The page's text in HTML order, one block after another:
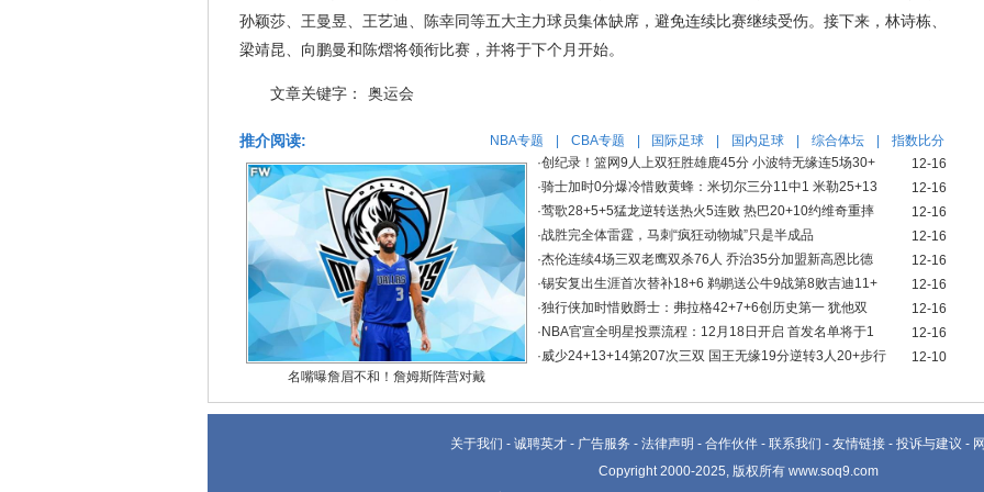
孙颖莎、王曼昱、王艺迪、陈幸同等五大主力球员集体缺席，避免连续比赛继续受伤。接下来，林诗栋、
梁靖昆、向鹏曼和陈熠将领衔比赛，并将于下个月开始。
文章关键字： 奥运会
推介阅读: NBA专题 CBA专题 国际足球 国内足球 综合体坛 指数比分
名嘴曝詹眉不和！詹姆斯阵营对戴
·创纪录！篮网9人上双狂胜雄鹿45分 小波特无缘连5场30+
12-16
·骑士加时0分爆冷惜败黄蜂：米切尔三分11中1 米勒25+13
12-16
·莺歌28+5+5猛龙逆转送热火5连败 热巴20+10约维奇重摔
12-16
·战胜完全体雷霆，马刺“疯狂动物城”只是半成品
12-16
·杰伦连续4场三双老鹰双杀76人 乔治35分加盟新高恩比德
12-16
·锡安复出生涯首次替补18+6 鹈鹕送公牛9战第8败吉迪11+
12-16
·独行侠加时惜败爵士：弗拉格42+7+6创历史第一 犹他双
12-16
· NBA官宣全明星投票流程：12月18日开启 首发名单将于1
12-16
·威少24+13+14第207次三双 国王无缘19分逆转3人20+步行 12-10
关于我们 - 诚聘英才 - 广告服务 - 法律声明 - 合作伙伴 - 联系我们 - 友情链接 - 投诉与建议 -
Copyright 2000-2025, 版权所有 www.soq9.com